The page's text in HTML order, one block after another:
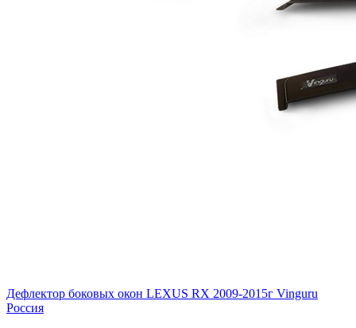
Дефлектор боковых окон LEXUS RX 2009-2015г Vinguru
Россия